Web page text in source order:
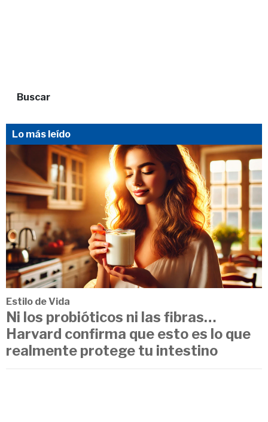
Buscar
Lo más leído
Estilo de Vida
Ni los probióticos ni las fibras…
Harvard confirma que esto es lo que
realmente protege tu intestino